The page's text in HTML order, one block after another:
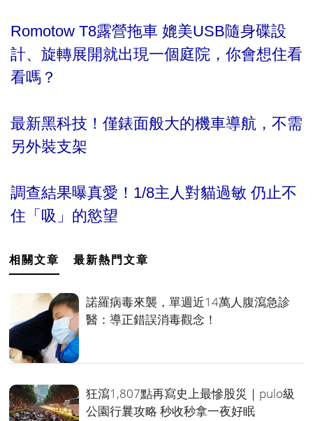
Romotow T8露營拖車 媲美USB隨身碟設
計、旋轉展開就出現一個庭院，你會想住看
看嗎 ？
最新黑科技！僅錶面般大的機車導航，不需
另外裝支架
調查結果曝真愛！1/8主人對貓過敏 仍止不
住「吸」的慾望
相關文章 最新熱門文章
諾羅病毒來襲，單週近14萬人腹瀉急診
醫：導正錯誤消毒觀念！
狂瀉1,807點再寫史上最慘股災｜pulo級
公園行曩攻略 秒收秒拿一夜好眠